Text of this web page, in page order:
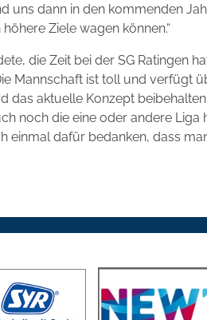
uns dann in den kommenden
Ziele wagen können.“
die Zeit bei der SG Ratingen
Mannschaft ist toll und verfügt
das aktuelle Konzept
noch die eine oder andere
einmal dafür bedanken, dass